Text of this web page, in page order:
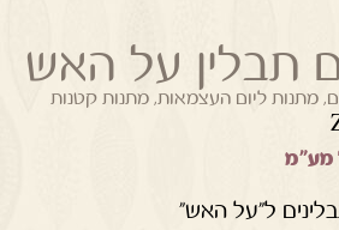
תבלין על האש
,מתנות ליום העצמאות,מתנות קטנות
מע"מ
ל"על האש"